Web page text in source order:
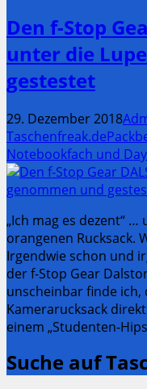
Den f-Stop
unter die
gestestet
29. Dezember 2018
Taschenfreak.de
Notebookfach und
„Ich mag es dezent“
orangenen Rucksack.
Irgendwie schon und
der f-Stop Gear
unscheinbar finde ich,
Kamerarucksack
einem „Studenten-
Suche auf